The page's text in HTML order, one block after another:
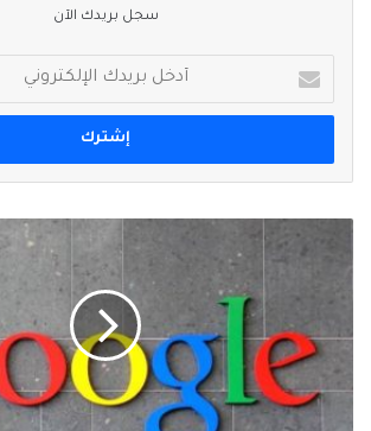
سجل بريدك الآن
بريدك
الإلكتروني
تقصي
الحقائق